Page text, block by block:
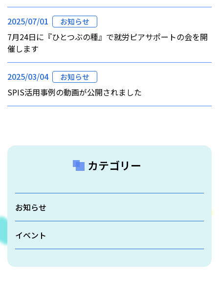
2025/07/01 お知らせ
7月24日に『ひとつぶの種』で就労ピアサポートの会を開
催します
2025/03/04 お知らせ
SPIS活用事例の動画が公開されました
カテゴリー
お知らせ
イベント